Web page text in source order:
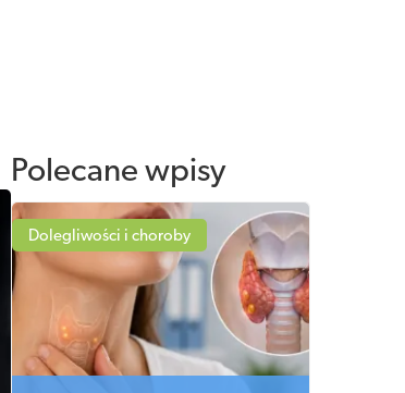
Polecane wpisy
Dolegliwości i choroby